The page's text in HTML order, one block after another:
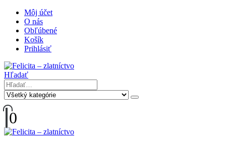
Môj účet
O nás
Obľúbené
Košík
Prihlásiť
Hľadať
0